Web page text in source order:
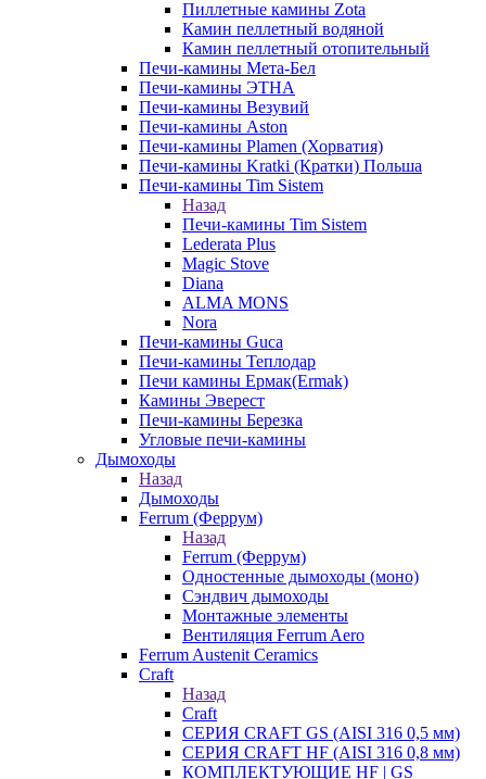
Пиллетные камины Zota
Камин пеллетный водяной
Камин пеллетный отопительный
Печи-камины Мета-Бел
Печи-камины ЭТНА
Печи-камины Везувий
Печи-камины Aston
Печи-камины Plamen (Хорватия)
Печи-камины Kratki (Кратки) Польша
Печи-камины Tim Sistem
Назад
Печи-камины Tim Sistem
Lederata Plus
Magic Stove
Diana
ALMA MONS
Nora
Печи-камины Guca
Печи-камины Теплодар
Печи камины Ермак(Ermak)
Камины Эверест
Печи-камины Березка
Угловые печи-камины
Дымоходы
Назад
Дымоходы
Ferrum (Феррум)
Назад
Ferrum (Феррум)
Одностенные дымоходы (моно)
Сэндвич дымоходы
Монтажные элементы
Вентиляция Ferrum Aero
Ferrum Austenit Ceramics
Craft
Назад
Craft
СЕРИЯ CRAFT GS (AISI 316 0,5 мм)
СЕРИЯ CRAFT HF (AISI 316 0,8 мм)
КОМПЛЕКТУЮЩИЕ HF | GS